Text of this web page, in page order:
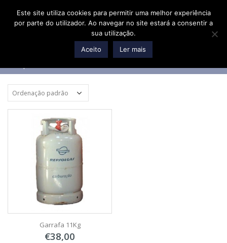
Eloy Afonso Gás, Lda.
Garrafa 11Kg
€38,00
Este site utiliza cookies para permitir uma melhor experiência
por parte do utilizador. Ao navegar no site estará a consentir a
sua utilização.
Aceito
Ler mais